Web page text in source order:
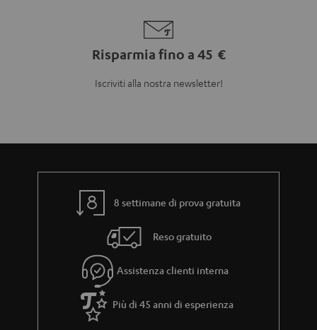
Risparmia fino a 45 €
Iscriviti alla nostra newsletter!
8 settimane di prova gratuita
Reso gratuito
Assistenza clienti interna
Più di 45 anni di esperienza